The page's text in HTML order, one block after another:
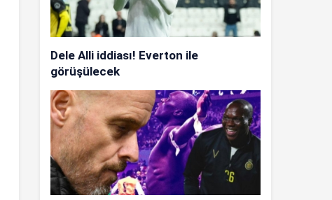
Dele Alli iddiası! Everton ile
görüşülecek